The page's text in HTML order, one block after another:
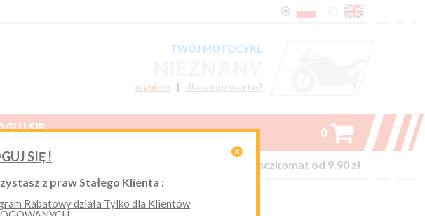
TWÓJ MOTOCYKL
wybierz | dlaczego warto?

SIĘ !
z praw Stałego Klienta :
Rabatowy działa Tylko dla Klientów

0
SIĘ
zakupach. Od 20 lat on-line kurier Inpost i Paczkomat od 9.90 zł